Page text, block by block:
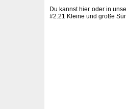
Du kannst hier oder in
#2.21 Kleine und große